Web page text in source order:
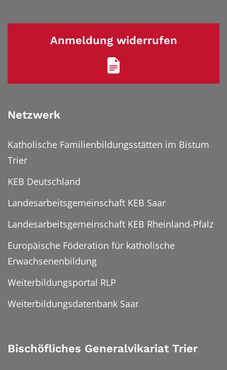
Anmeldung widerrufen
Netzwerk
Katholische Familienbildungsstätten im Bistum
Trier
KEB Deutschland
Landesarbeitsgemeinschaft KEB Saar
Landesarbeitsgemeinschaft KEB Rheinland-Pfalz
Europäische Föderation für katholische
Erwachsenenbildung
Weiterbildungsportal RLP
Weiterbildungsdatenbank Saar
Bischöfliches Generalvikariat Trier